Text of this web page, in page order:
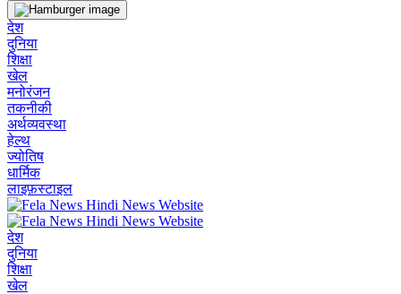
देश
दुनिया
शिक्षा
खेल
मनोरंजन
तकनीकी
अर्थव्यवस्था
हेल्थ
ज्योतिष
धार्मिक
लाइफ़स्टाइल
देश
दुनिया
शिक्षा
खेल